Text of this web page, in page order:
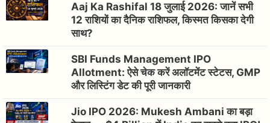
Aaj Ka Rashifal 18 जुलाई 2026: जानें सभी
12 राशियों का दैनिक राशिफल, किस्मत किसका देगी
साथ?
SBI Funds Management IPO
Allotment: ऐसे चेक करें अलॉटमेंट स्टेटस, GMP
और लिस्टिंग डेट की पूरी जानकारी
Jio IPO 2026: Mukesh Ambani का बड़ा